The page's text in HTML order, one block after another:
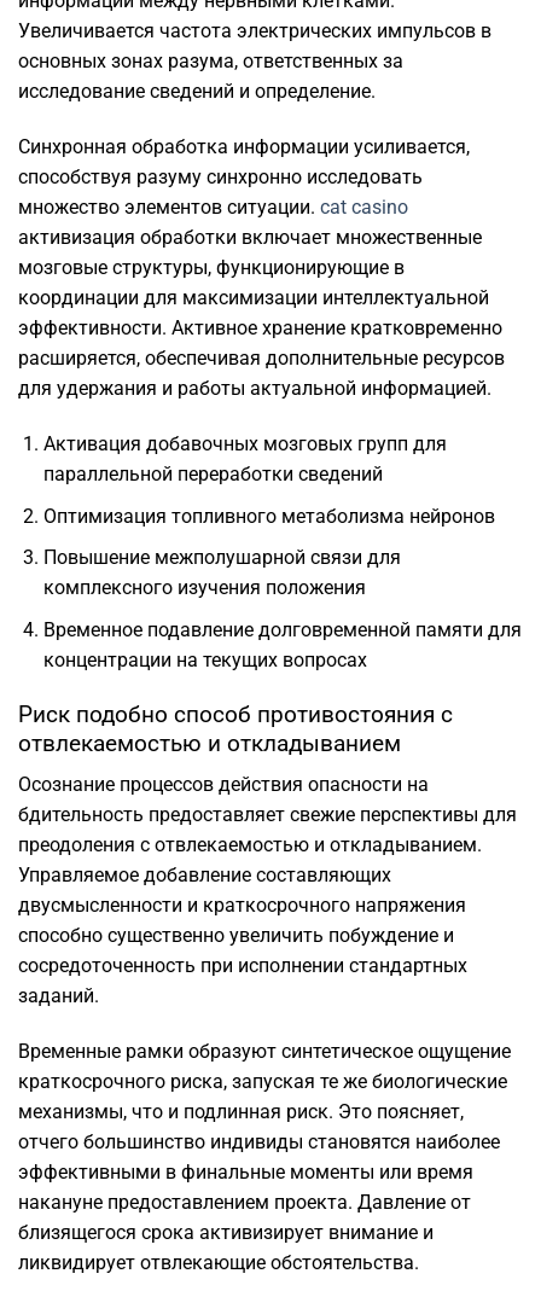
Увеличивается частота электрических импульсов в
основных зонах разума, ответственных за
исследование сведений и определение.
Синхронная обработка информации усиливается,
способствуя разуму синхронно исследовать
множество элементов ситуации. cat casino
активизация обработки включает множественные
мозговые структуры, функционирующие в
координации для максимизации интеллектуальной
эффективности. Активное хранение кратковременно
расширяется, обеспечивая дополнительные ресурсов
для удержания и работы актуальной информацией.
Активация добавочных мозговых групп для
параллельной переработки сведений
Оптимизация топливного метаболизма нейронов
Повышение межполушарной связи для
комплексного изучения положения
Временное подавление долговременной памяти для
концентрации на текущих вопросах
Риск подобно способ противостояния с
отвлекаемостью и откладыванием
Осознание процессов действия опасности на
бдительность предоставляет свежие перспективы для
преодоления с отвлекаемостью и откладыванием.
Управляемое добавление составляющих
двусмысленности и краткосрочного напряжения
способно существенно увеличить побуждение и
сосредоточенность при исполнении стандартных
заданий.
Временные рамки образуют синтетическое ощущение
краткосрочного риска, запуская те же биологические
механизмы, что и подлинная риск. Это поясняет,
отчего большинство индивиды становятся наиболее
эффективными в финальные моменты или время
накануне предоставлением проекта. Давление от
близящегося срока активизирует внимание и
ликвидирует отвлекающие обстоятельства.